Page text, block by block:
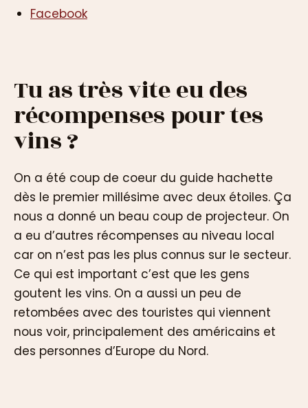
Facebook
Tu as très vite eu des
récompenses pour tes
vins ?
On a été coup de coeur du guide hachette
dès le premier millésime avec deux étoiles. Ça
nous a donné un beau coup de projecteur. On
a eu d’autres récompenses au niveau local
car on n’est pas les plus connus sur le secteur.
Ce qui est important c’est que les gens
goutent les vins. On a aussi un peu de
retombées avec des touristes qui viennent
nous voir, principalement des américains et
des personnes d’Europe du Nord.